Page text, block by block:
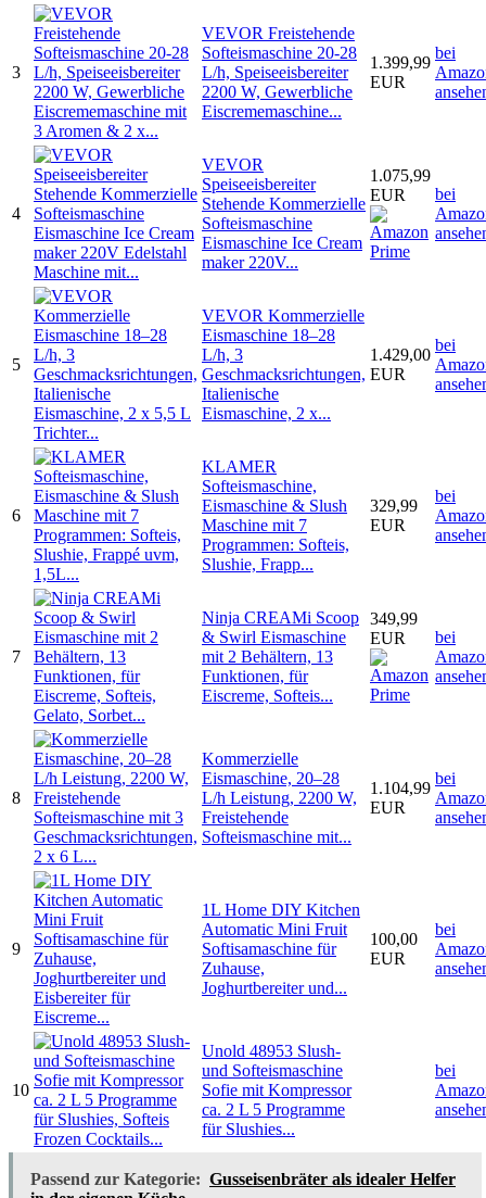
3
VEVOR Freistehende
Softeismaschine 20-28
L/h, Speiseeisbereiter
2200 W, Gewerbliche
Eiscrememaschine...
1.399,99
EUR
bei
4
VEVOR
Speiseeisbereiter
Stehende Kommerzielle
Softeismaschine
Eismaschine Ice Cream
maker 220V...
1.075,99
EUR
bei
5
VEVOR Kommerzielle
Eismaschine 18–28
L/h, 3
Geschmacksrichtungen,
Italienische
Eismaschine, 2 x...
1.429,00
EUR
bei
6
KLAMER
Softeismaschine,
Eismaschine & Slush
Maschine mit 7
Programmen: Softeis,
Slushie, Frapp...
329,99
EUR
bei
7
Ninja CREAMi Scoop
& Swirl Eismaschine
mit 2 Behältern, 13
Funktionen, für
Eiscreme, Softeis...
349,99
EUR
bei
8
Kommerzielle
Eismaschine, 20–28
L/h Leistung, 2200 W,
Freistehende
Softeismaschine mit...
1.104,99
EUR
bei
9
1L Home DIY Kitchen
Automatic Mini Fruit
Softisamaschine für
Zuhause,
Joghurtbereiter und...
100,00
EUR
bei
10
Unold 48953 Slush-
und Softeismaschine
Sofie mit Kompressor
ca. 2 L 5 Programme
für Slushies...
bei
Passend zur Kategorie: Gusseisenbräter als idealer Helfer